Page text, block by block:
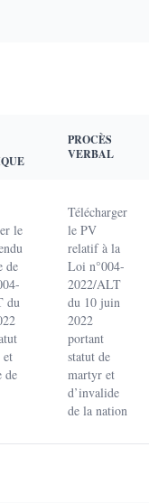
PROCÈS
VERBAL
le
de
du
et
de
Télécharger
le PV
relatif à la
Loi n°004-
2022/ALT
du 10 juin
2022
portant
statut de
martyr et
d’invalide
de la nation